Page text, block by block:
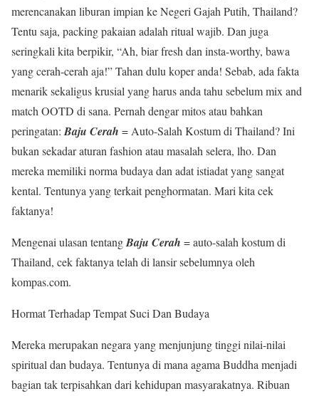
merencanakan liburan impian ke Negeri Gajah Putih, Thailand?
Tentu saja, packing pakaian adalah ritual wajib. Dan juga
seringkali kita berpikir, “Ah, biar fresh dan insta-worthy, bawa
yang cerah-cerah aja!” Tahan dulu koper anda! Sebab, ada fakta
menarik sekaligus krusial yang harus anda tahu sebelum mix and
match OOTD di sana. Pernah dengar mitos atau bahkan
peringatan: Baju Cerah = Auto-Salah Kostum di Thailand? Ini
bukan sekadar aturan fashion atau masalah selera, lho. Dan
mereka memiliki norma budaya dan adat istiadat yang sangat
kental. Tentunya yang terkait penghormatan. Mari kita cek
faktanya!
Mengenai ulasan tentangBaju Cerah = auto-salah kostum di
Thailand, cek faktanya telah di lansir sebelumnya oleh
kompas.com.
Hormat Terhadap Tempat Suci Dan Budaya
Mereka merupakan negara yang menjunjung tinggi nilai-nilai
spiritual dan budaya. Tentunya di mana agama Buddha menjadi
bagian tak terpisahkan dari kehidupan masyarakatnya. Ribuan